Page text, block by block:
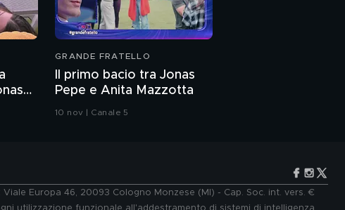
GRANDE FRATELLO
Il primo bacio tra Jonas
Pepe e Anita Mazzotta
10 nov | Canale 5
Europa 46, 20093 Cologno Monzese (MI) - Cap. Soc. int. vers. €